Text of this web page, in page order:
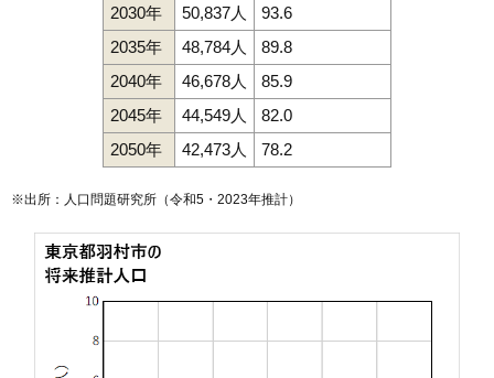
2030年
50,837人
93.6
2035年
48,784人
89.8
2040年
46,678人
85.9
2045年
44,549人
82.0
2050年
42,473人 78.2
※出所：人口問題研究所（令和5・2023年推計）